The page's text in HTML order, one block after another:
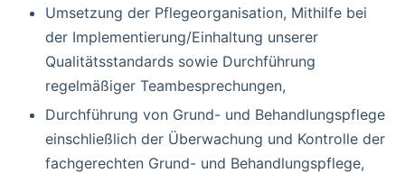
Umsetzung der Pflegeorganisation, Mithilfe bei
der Implementierung/Einhaltung unserer
Qualitätsstandards sowie Durchführung
regelmäßiger Teambesprechungen,
Durchführung von Grund- und Behandlungspflege
einschließlich der Überwachung und Kontrolle der
fachgerechten Grund- und Behandlungspflege,